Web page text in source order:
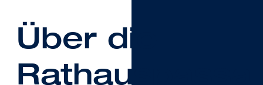
Über die
Rathauspassa